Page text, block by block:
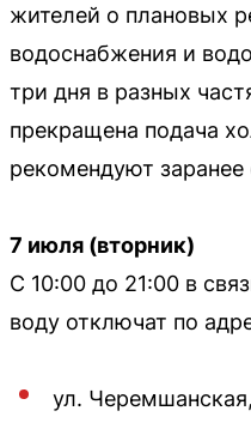
жителей о плановых
водоснабжения и
три дня в разных
прекращена подача
рекомендуют заранее
7 июля (вторник)
С 10:00 до 21:00 в
воду отключат по
ул.